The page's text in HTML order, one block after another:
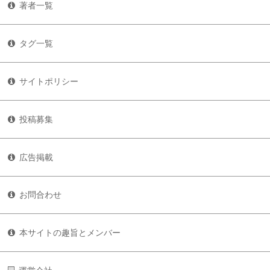
著者一覧
タグ一覧
サイトポリシー
投稿募集
広告掲載
お問合わせ
本サイトの趣旨とメンバー